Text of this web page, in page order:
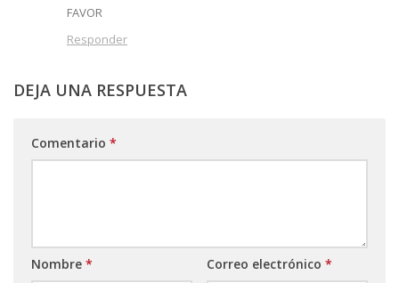
FAVOR
Responder
DEJA UNA RESPUESTA
Comentario *
Nombre * Correo electrónico *